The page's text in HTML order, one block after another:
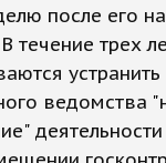
после его
течение трех
ведомства